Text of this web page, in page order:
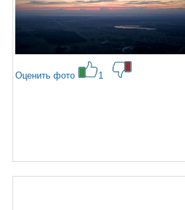
Оценить фото 1